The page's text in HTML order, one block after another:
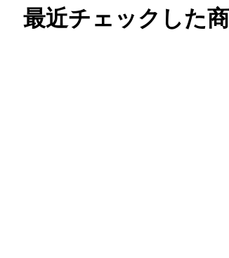
最近チェックした